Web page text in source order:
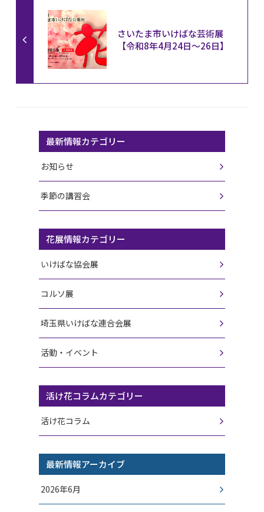
さいたま市いけばな芸術展
【令和8年4月24日〜26日】
最新情報カテゴリー
お知らせ
季節の講習会
花展情報カテゴリー
いけばな協会展
コルソ展
埼玉県いけばな連合会展
活動・イベント
活け花コラムカテゴリー
活け花コラム
最新情報アーカイブ
2026年6月